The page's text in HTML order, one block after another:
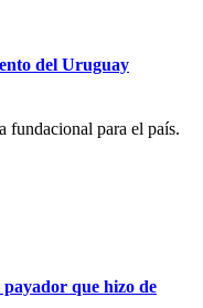
del Uruguay
fundacional para el país.
que hizo de